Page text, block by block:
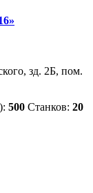
зд. 2Б, пом.
500 Станков: 20